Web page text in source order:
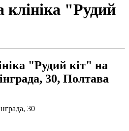
клініка "Рудий
"Рудий кіт" на
30, Полтава
30